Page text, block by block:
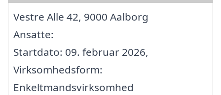
Vestre Alle 42, 9000 Aalborg
Ansatte:
Startdato: 09. februar 2026,
Virksomhedsform:
Enkeltmandsvirksomhed